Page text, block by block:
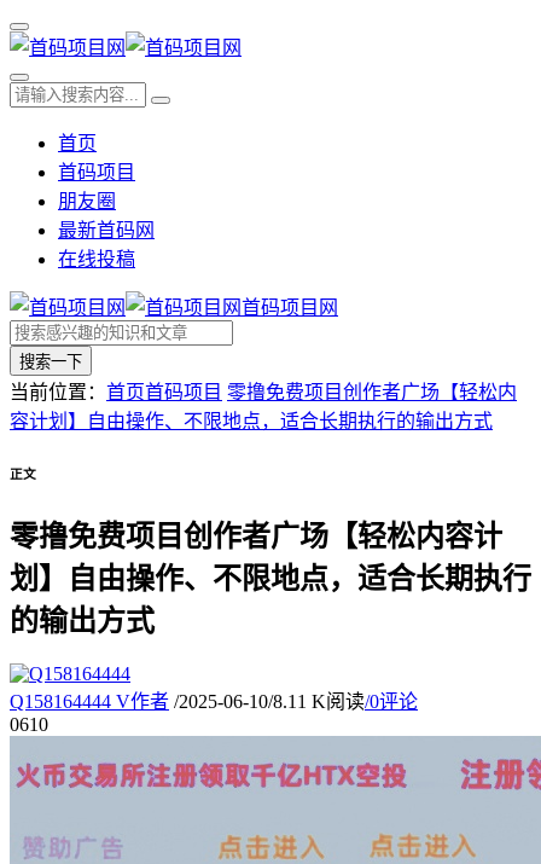
首页
首码项目
朋友圈
最新首码网
在线投稿
首码项目网
搜索一下
当前位置： 首页首码项目 零撸免费项目创作者广场【轻松内
容计划】自由操作、不限地点，适合长期执行的输出方式
正文
零撸免费项目创作者广场【轻松内容计
划】自由操作、不限地点，适合长期执行
的输出方式
Q158164444 V作者 /2025-06-10/8.11 K阅读/0评论
0610